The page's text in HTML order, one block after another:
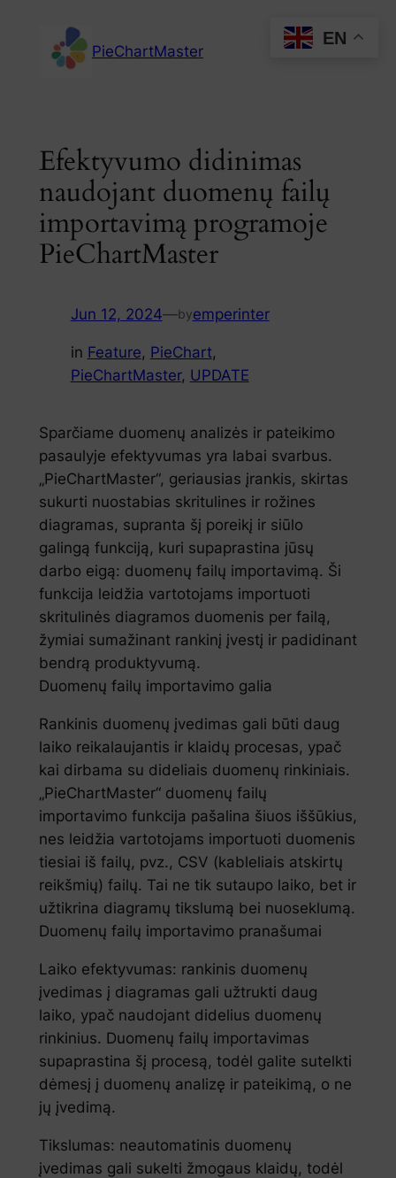
content
PieChartMaster
Efektyvumo didinimas
naudojant duomenų failų
importavimą programoje
PieChartMaster
Jun 12, 2024—byemperinter
in Feature, PieChart
PieChartMaster, UPDATE
Sparčiame duomenų analizės ir pateikimo
pasaulyje efektyvumas yra labai svarbus.
„PieChartMaster“, geriausias įrankis, skirtas
sukurti nuostabias skritulines ir rožines
diagramas, supranta šį poreikį ir siūlo
galingą funkciją, kuri supaprastina jūsų
darbo eigą: duomenų failų importavimą. Ši
funkcija leidžia vartotojams importuoti
skritulinės diagramos duomenis per failą,
žymiai sumažinant rankinį įvestį ir padidinant
bendrą produktyvumą.
Duomenų failų importavimo galia
Rankinis duomenų įvedimas gali būti daug
laiko reikalaujantis ir klaidų procesas, ypač
kai dirbama su dideliais duomenų rinkiniais.
„PieChartMaster“ duomenų failų
importavimo funkcija pašalina šiuos iššūkius,
nes leidžia vartotojams importuoti duomenis
tiesiai iš failų, pvz., CSV (kableliais atskirtų
reikšmių) failų. Tai ne tik sutaupo laiko, bet ir
užtikrina diagramų tikslumą bei nuoseklumą.
Duomenų failų importavimo pranašumai
Laiko efektyvumas: rankinis duomenų
įvedimas į diagramas gali užtrukti daug
laiko, ypač naudojant didelius duomenų
rinkinius. Duomenų failų importavimas
supaprastina šį procesą, todėl galite sutelkti
dėmesį į duomenų analizę ir pateikimą, o ne
jų įvedimą.
Tikslumas: neautomatinis duomenų
įvedimas gali sukelti žmogaus klaidų, todėl
EN